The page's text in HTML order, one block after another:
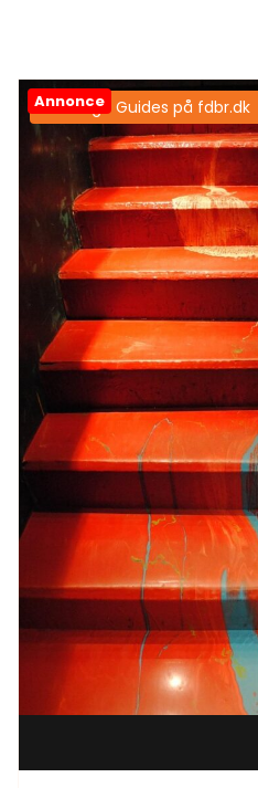
Annonce
Samtlige Guides på fdbr.dk